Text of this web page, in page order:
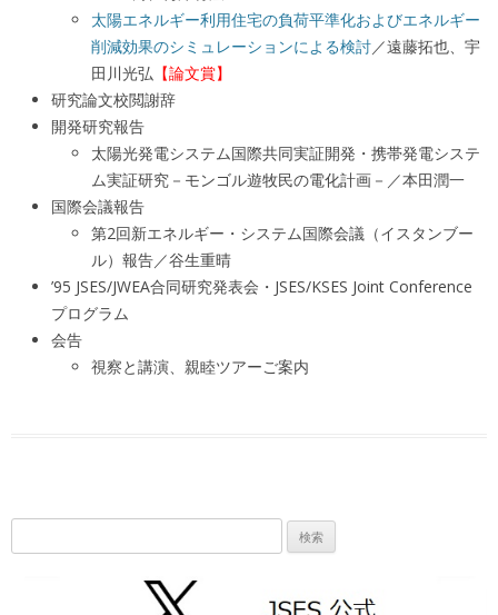
太陽エネルギー利用住宅の負荷平準化およびエネルギー
削減効果のシミュレーションによる検討／遠藤拓也、宇
田川光弘 【論文賞】
研究論文校閲謝辞
開発研究報告
太陽光発電システム国際共同実証開発・携帯発電システ
ム実証研究－モンゴル遊牧民の電化計画－／本田潤一
国際会議報告
第2回新エネルギー・システム国際会議（イスタンブー
ル）報告／谷生重晴
’95 JSES/JWEA合同研究発表会・JSES/KSES Joint Conference
プログラム
会告
視察と講演、親睦ツアーご案内
索: